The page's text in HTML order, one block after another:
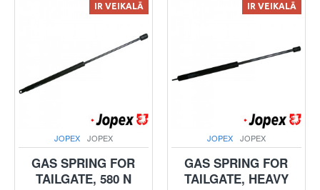
IR VEIKALĀ
JOPEX JOPEX
GAS SPRING FOR
TAILGATE, 580 N
IR VEIKALĀ
JOPEX JOPEX
GAS SPRING FOR
TAILGATE, HEAVY